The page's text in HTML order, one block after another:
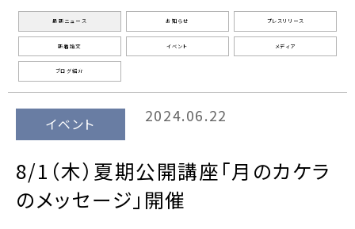
最新ニュース お知らせ プレスリリース
新着論文 イベント メディア
ブログ紹介
イベント 2024.06.22
8/1（木）夏期公開講座「月のカケラ
のメッセージ」開催